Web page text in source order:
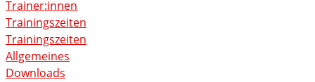
Trainer:innen
Trainingszeiten
Trainingszeiten
Allgemeines
Downloads